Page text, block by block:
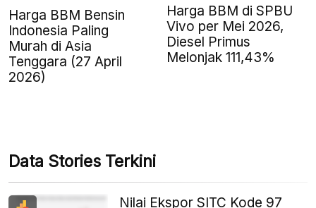
Harga BBM Bensin
Indonesia Paling
Murah di Asia
Tenggara (27 April
2026)
Harga BBM di SPBU
Vivo per Mei 2026,
Diesel Primus
Melonjak 111,43%
Data Stories Terkini
Nilai Ekspor SITC Kode 97